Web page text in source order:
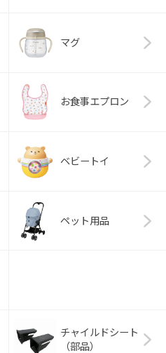
マグ
お食事エプロン
ベビートイ
ペット用品
チャイルドシート
（部品）